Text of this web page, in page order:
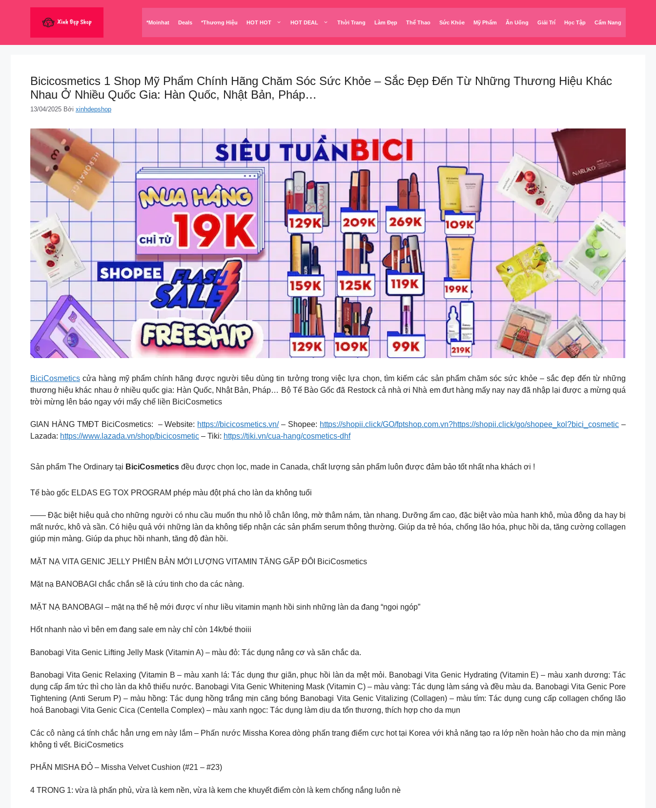
*Moinhat Deals *Thương Hiệu HOT HOT HOT DEAL Thời Trang Làm Đẹp Thể Thao Sức Khỏe Mỹ Phẩm Ăn Uống Giải Trí Học Tập Cẩm Nang
Bicicosmetics 1 Shop Mỹ Phẩm Chính Hãng Chăm Sóc Sức Khỏe – Sắc Đẹp Đến Từ Những Thương Hiệu Khác
Nhau Ở Nhiều Quốc Gia: Hàn Quốc, Nhật Bản, Pháp…
13/04/2025 Bởi xinhdepshop
BiciCosmetics cửa hàng mỹ phẩm chính hãng được người tiêu dùng tin tưởng trong việc lựa chọn, tìm kiếm các sản phẩm chăm sóc sức khỏe – sắc đẹp đến từ những
thương hiệu khác nhau ở nhiều quốc gia: Hàn Quốc, Nhật Bản, Pháp… Bộ Tế Bào Gốc đã Restock cả nhà ơi Nhà em đưt hàng mấy nay nay đã nhập lại được ạ mừng quá
trời mừng lên báo ngay với mấy chế liền BiciCosmetics
GIAN HÀNG TMĐT BiciCosmetics: – Website: https://bicicosmetics.vn/ – Shopee: https://shopii.click/GO/fptshop.com.vn?https://shopii.click/go/shopee_kol?bici_cosmetic –
Lazada: https://www.lazada.vn/shop/bicicosmetic – Tiki: https://tiki.vn/cua-hang/cosmetics-dhf
Sản phẩm The Ordinary tại BiciCosmetics đều được chọn lọc, made in Canada, chất lượng sản phẩm luôn được đảm bảo tốt nhất nha khách ơi !
Tế bào gốc ELDAS EG TOX PROGRAM phép màu đột phá cho làn da không tuổi
—— Đặc biệt hiệu quả cho những người có nhu cầu muốn thu nhỏ lỗ chân lông, mờ thâm nám, tàn nhang. Dưỡng ẩm cao, đặc biệt vào mùa hanh khô, mùa đông da hay bị
mất nước, khô và sần. Có hiệu quả với những làn da không tiếp nhận các sản phẩm serum thông thường. Giúp da trẻ hóa, chống lão hóa, phục hồi da, tăng cường collagen
giúp mịn màng. Giúp da phục hồi nhanh, tăng độ đàn hồi.
MẶT NẠ VITA GENIC JELLY PHIÊN BẢN MỚI LƯỢNG VITAMIN TĂNG GẤP ĐÔI BiciCosmetics
Mặt nạ BANOBAGI chắc chắn sẽ là cứu tinh cho da các nàng.
MẶT NẠ BANOBAGI – mặt nạ thế hệ mới được ví như liều vitamin mạnh hồi sinh những làn da đang “ngoi ngóp”
Hốt nhanh nào vì bên em đang sale em này chỉ còn 14k/bé thoiii
Banobagi Vita Genic Lifting Jelly Mask (Vitamin A) – màu đỏ: Tác dụng nâng cơ và săn chắc da.
Banobagi Vita Genic Relaxing (Vitamin B – màu xanh lá: Tác dụng thư giãn, phục hồi làn da mệt mỏi. Banobagi Vita Genic Hydrating (Vitamin E) – màu xanh dương: Tác
dụng cấp ẩm tức thì cho làn da khô thiếu nước. Banobagi Vita Genic Whitening Mask (Vitamin C) – màu vàng: Tác dụng làm sáng và đều màu da. Banobagi Vita Genic Pore
Tightening (Anti Serum P) – màu hồng: Tác dụng hồng trắng mịn căng bóng Banobagi Vita Genic Vitalizing (Collagen) – màu tím: Tác dụng cung cấp collagen chống lão
hoá Banobagi Vita Genic Cica (Centella Complex) – màu xanh ngọc: Tác dụng làm dịu da tổn thương, thích hợp cho da mụn
Các cô nàng cá tính chắc hẳn ưng em này lắm – Phấn nước Missha Korea dòng phấn trang điểm cực hot tại Korea với khả năng tạo ra lớp nền hoàn hảo cho da mịn màng
không tì vết. BiciCosmetics
PHẤN MISHA ĐỎ – Missha Velvet Cushion (#21 – #23)
4 TRONG 1: vừa là phấn phủ, vừa là kem nền, vừa là kem che khuyết điểm còn là kem chống nắng luôn nè